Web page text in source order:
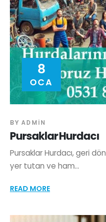
8
OCA
BY ADMIN
Pursaklar Hurdacı
Pursaklar Hurdacı, geri
yer tutan ve ham...
READ MORE